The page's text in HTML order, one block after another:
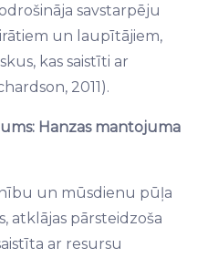
savstarpēju
un laupītājiem,
kas saistīti ar
2011).
Hanzas mantojuma
un mūsdienu pūļa
atklājas pārsteidzoša
ar resursu